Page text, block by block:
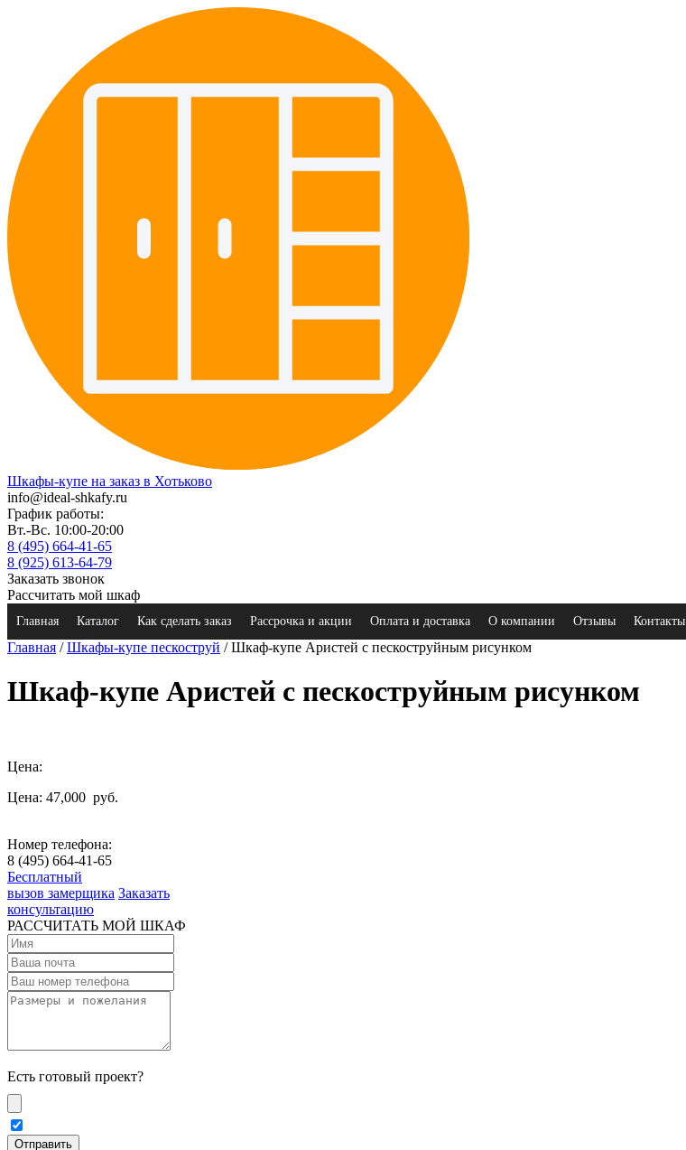
Шкафы-купе на заказ в Хотьково
info@ideal-shkafy.ru
График работы:
Вт.-Вс. 10:00-20:00
8 (495) 664-41-65
8 (925) 613-64-79
Заказать звонок
Рассчитать мой шкаф
Главная Каталог Как сделать заказ Рассрочка и акции Оплата и доставка О компании Отзывы Контакты
Главная /Шкафы-купе пескоструй / Шкаф-купе Аристей с пескоструйным рисунком
Шкаф-купе Аристей с пескоструйным рисунком
Цена:
Цена: 47,000 руб.
Номер телефона:
8 (495) 664-41-65
Бесплатный
вызов замерщика Заказать
консультацию
РАССЧИТАТЬ МОЙ ШКАФ
Есть готовый проект?